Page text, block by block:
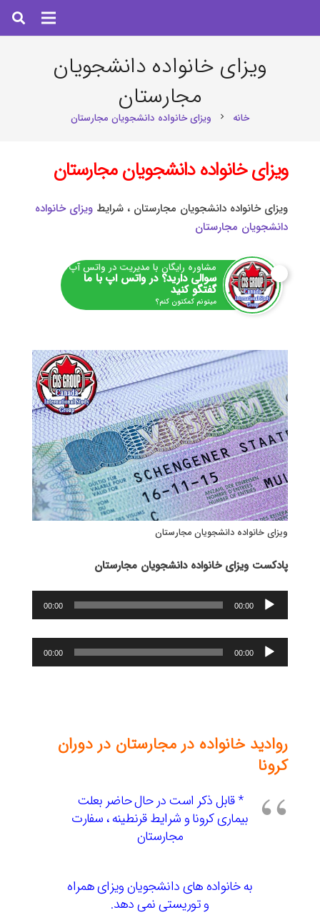
ویزای خانواده دانشجویان
مجارستان
خانه chevron_right ویزای خانواده دانشجویان مجارستان
ویزای خانواده دانشجویان مجارستان
ویزای خانواده دانشجویان مجارستان ، شرایط ویزای خانواده
دانشجویان مجارستان
مشاوره رایگان با مدیریت در واتس آپ
سوالی دارید؟ در واتس اپ با ما
گفتگو کنید
میتونم کمکتون کنم؟
ویزای خانواده دانشجویان مجارستان
پادکست ویزای خانواده دانشجویان مجارستان
پخش‌کننده
صوت
00:00
00:00
پخش‌کننده
صوت
00:00
00:00
روادید خانواده در مجارستان در دوران
کرونا
* قابل ذکر است در حال حاضر بعلت
بیماری کرونا و شرایط قرنطینه ، سفارت
مجارستان
به خانواده های دانشجویان ویزای همراه
و توریستی نمی دهد.